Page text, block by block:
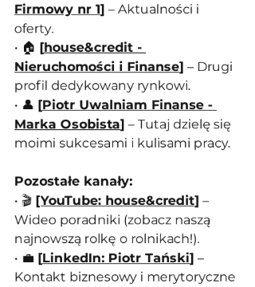
Firmowy nr 1] – Aktualności i
oferty.
• 🏠 [house&credit -
Nieruchomości i Finanse] – Drugi
profil dedykowany rynkowi.
• 👤 [Piotr Uwalniam Finanse -
Marka Osobista] – Tutaj dzielę się
moimi sukcesami i kulisami pracy.
Pozostałe kanały:
• 🎬 [YouTube: house&credit] –
Wideo poradniki (zobacz naszą
najnowszą rolkę o rolnikach!).
• 💼 [LinkedIn: Piotr Tański] –
Kontakt biznesowy i merytoryczne